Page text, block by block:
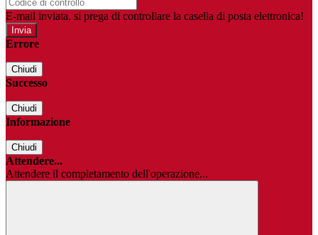
E-mail inviata, si prega di controllare la casella di posta elettronica!
Errore
Chiudi
Successo
Chiudi
Informazione
Chiudi
Attendere...
Attendere il completamento dell'operazione...